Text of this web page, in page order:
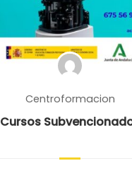
Centroformacion
Cursos